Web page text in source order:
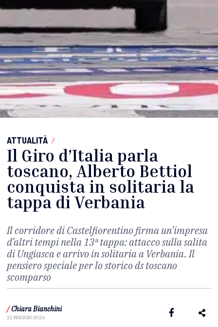
ATTUALITÀ /
Il Giro d’Italia parla
toscano, Alberto Bettiol
conquista in solitaria la
tappa di Verbania
Il corridore di Castelfiorentino firma un’impresa
d’altri tempi nella 13ª tappa: attacco sulla salita
di Ungiasca e arrivo in solitaria a Verbania. Il
pensiero speciale per lo storico ds toscano
scomparso
/ Chiara Bianchini
22 MAGGIO 2026